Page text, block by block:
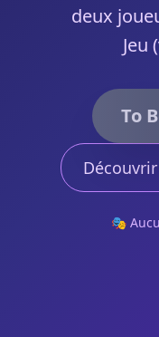
deux
Jeu
To
🎭